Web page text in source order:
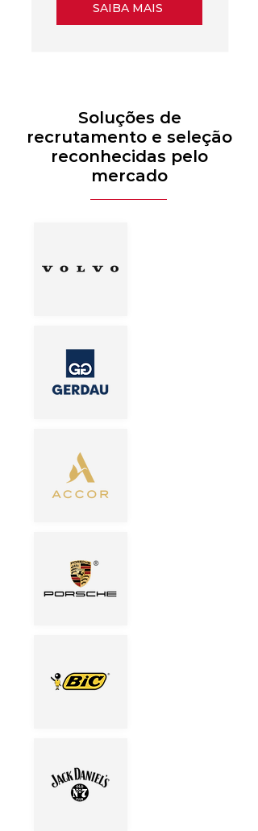
SAIBA MAIS
Soluções de
recrutamento e seleção
reconhecidas pelo
mercado